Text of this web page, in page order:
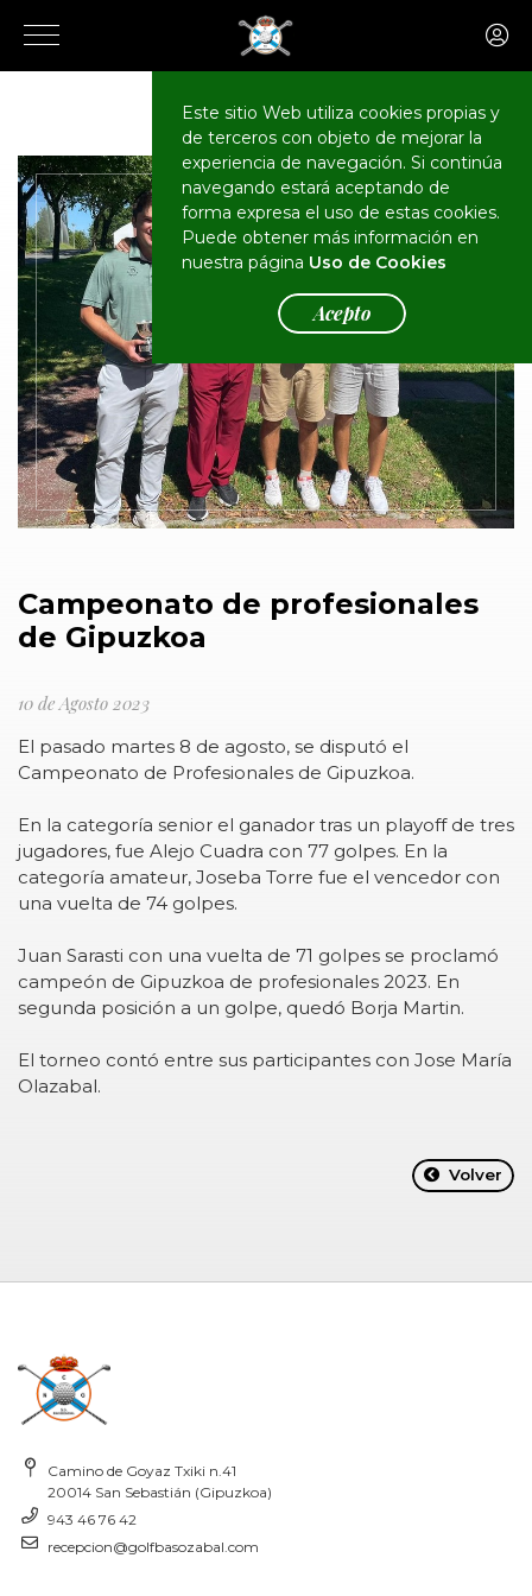
Este sitio Web utiliza cookies propias y
de terceros con objeto de mejorar la
experiencia de navegación. Si continúa
navegando estará aceptando de
forma expresa el uso de estas cookies.
Puede obtener más información en
nuestra página Uso de Cookies
Acepto
El Club Actualidad
Campeonato de profesionales
de Gipuzkoa
10 de Agosto 2023
El pasado martes 8 de agosto, se disputó el
Campeonato de Profesionales de Gipuzkoa.
En la categoría senior el ganador tras un playoff de tres
jugadores, fue Alejo Cuadra con 77 golpes. En la
categoría amateur, Joseba Torre fue el vencedor con
una vuelta de 74 golpes.
Juan Sarasti con una vuelta de 71 golpes se proclamó
campeón de Gipuzkoa de profesionales 2023. En
segunda posición a un golpe, quedó Borja Martin.
El torneo contó entre sus participantes con Jose María
Olazabal.
Volver
Camino de Goyaz Txiki n.41
20014 San Sebastián (Gipuzkoa)
943 46 76 42
recepcion@golfbasozabal.com